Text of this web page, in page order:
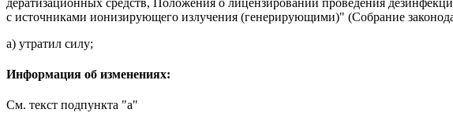
с источниками ионизирующего излучения (генерирующими)" (Собрание
а) утратил силу;
Информация об изменениях:
См. текст подпункта "а"